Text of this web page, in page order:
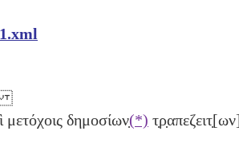
μετόχοις δημοσίων̣(*)